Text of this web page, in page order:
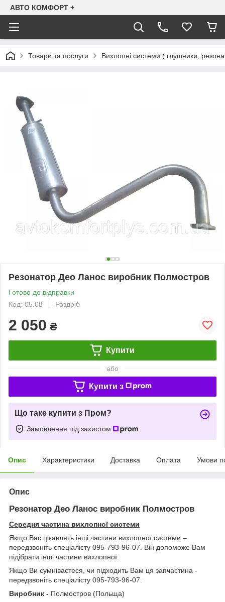
АВТО КОМФОРТ +
Товари та послуги Вихлопні системи ( глушники,
Резонатор Део Ланос виробник Полмостров
Готово до відправки
Код: 05.08
Роздріб
2 050 ₴
Купити
або
Купити з
Що таке купити з Пром?
Замовлення під захистом
Опис Характеристики Доставка Оплата Умови
Опис
Резонатор Део Ланос виробник Полмостров
Середня частина вихлопної системи
Якщо Вас цікавлять інші частини вихлопної системи –
передзвоніть спеціалісту 095-793-96-07. Він допоможе Вам
підібрати інші частини вихлопної.
Якщо Ви сумніваєтеся, чи підходить Вам ця запчастина -
передзвоніть спеціалісту 095-793-96-07.
Виробник - Полмостров (Польща)